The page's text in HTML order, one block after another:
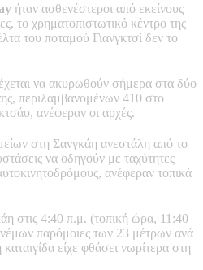
ήταν ασθενέστεροι από εκείνους
το χρηματοπιστωτικό κέντρο της
του ποταμού Γιανγκτσί δεν το
να ακυρωθούν σήμερα στα δύο
περιλαμβανομένων 410 στο
ανέφεραν οι αρχές.
στη Σανγκάη ανεστάλη από το
να οδηγούν με ταχύτητες
ανέφεραν τοπικά
στις 4:40 π.μ. (τοπική ώρα, 11:40
παρόμοιες των 23 μέτρων ανά
είχε φθάσει νωρίτερα στη